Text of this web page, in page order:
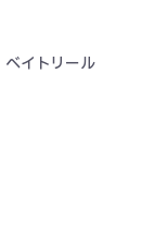
イトリール